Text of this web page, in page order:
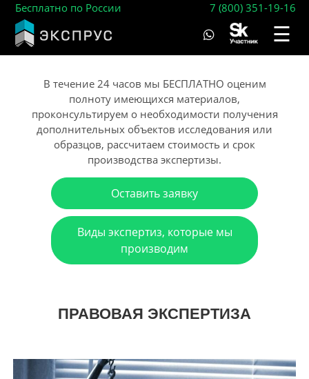
Бесплатно по России 7 (800) 351-19-16
☰
В течение 24 часов мы БЕСПЛАТНО оценим
полноту имеющихся материалов,
проконсультируем о необходимости получения
дополнительных объектов исследования или
образцов, рассчитаем стоимость и срок
производства экспертизы.
Оставить заявку
Виды экспертиз, которые мы
производим
ПРАВОВАЯ ЭКСПЕРТИЗА